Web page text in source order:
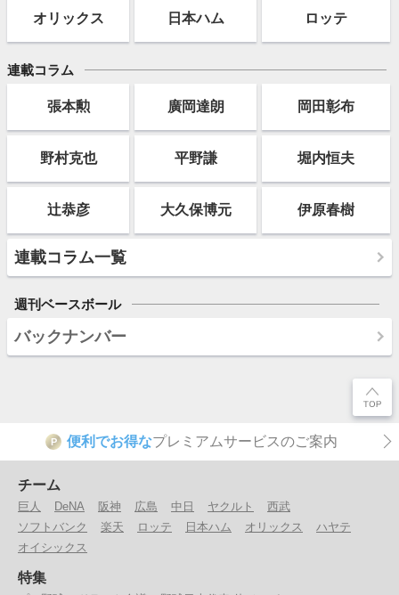
オリックス 日本ハム ロッテ
連載コラム
張本勲 廣岡達朗 岡田彰布
野村克也 平野謙 堀内恒夫
辻恭彦 大久保博元 伊原春樹
連載コラム一覧
週刊ベースボール
バックナンバー
P 便利でお得なプレミアムサービスのご案内
チーム
巨人 DeNA 阪神 広島 中日 ヤクルト
西武
ソフトバンク
楽天 ロッテ 日本ハム オリックス
ハヤテ
オイシックス
特集